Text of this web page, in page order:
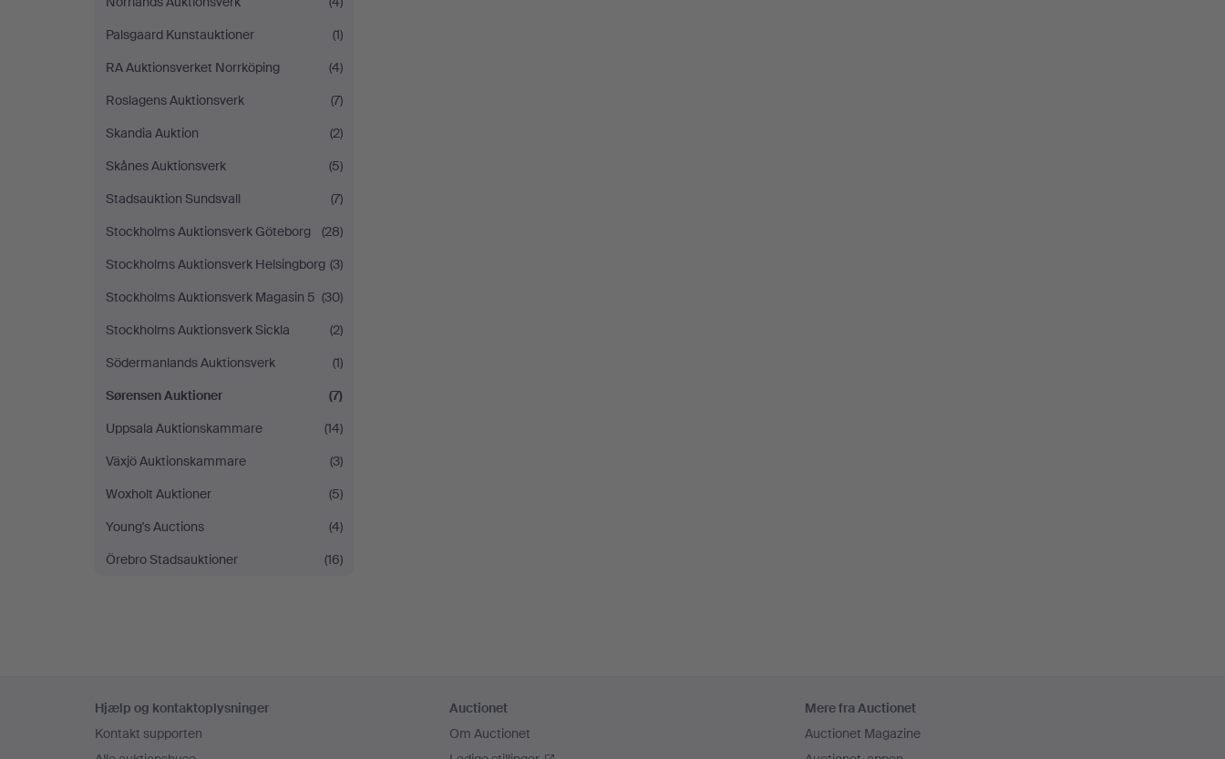
Palsgaard Kunstauktioner
(1)
RA Auktionsverket Norrköping
(4)
Roslagens Auktionsverk
(7)
Skandia Auktion
(2)
Skånes Auktionsverk
(5)
Stadsauktion Sundsvall
(7)
Stockholms Auktionsverk Göteborg
(28)
Stockholms Auktionsverk Helsingborg (3)
Stockholms Auktionsverk Magasin 5 (30)
Stockholms Auktionsverk Sickla
(2)
Södermanlands Auktionsverk
(1)
Sørensen Auktioner
(7)
Uppsala Auktionskammare
(14)
Växjö Auktionskammare
(3)
Woxholt Auktioner
(5)
Young's Auctions
(4)
Örebro Stadsauktioner
(16)
Hjælp og kontaktoplysninger
Kontakt supporten
Auctionet
Om Auctionet
Mere fra Auctionet
Auctionet Magazine